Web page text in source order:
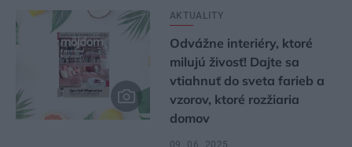
AKTUALITY
Odvážne interiéry, ktoré
milujú živosť! Dajte sa
vtiahnuť do sveta farieb a
vzorov, ktoré rozžiaria
domov
09. 06. 2025